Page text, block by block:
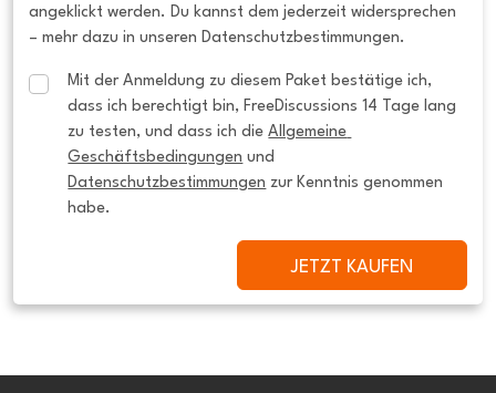
angeklickt werden. Du kannst dem jederzeit widersprechen
– mehr dazu in unseren Datenschutzbestimmungen.
Mit der Anmeldung zu diesem Paket bestätige ich,
dass ich berechtigt bin, FreeDiscussions 14 Tage lang
zu testen, und dass ich die Allgemeine
Geschäftsbedingungen
Datenschutzbestimmungen zur Kenntnis genommen
habe.
JETZT KAUFEN